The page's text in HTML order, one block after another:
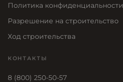
Политика конфиденциальности
Разрешение на строительство
Ход строительства
КОНТАКТЫ
8 (800) 250-50-57